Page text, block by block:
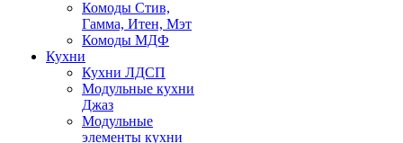
Комоды Стив,
Гамма, Итен, Мэт
Комоды МДФ
Кухни
Кухни ЛДСП
Модульные кухни
Джаз
Модульные
элементы кухни